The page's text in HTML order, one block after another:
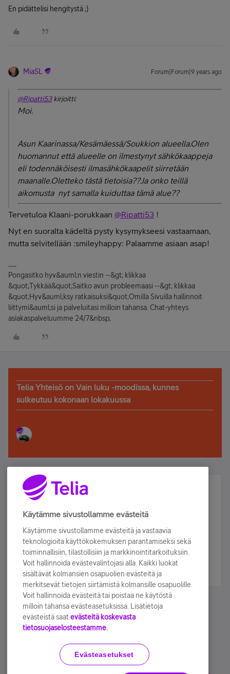
En pidättelisi hengitystä ;)
MiaSL Forum|Forum|9 years ago
@Ripatti53kirjoitti:
Moi.
Asun Kaarinassa/Kesämäessä/Soukkion alueella.Olen
huomannut että alueelle on ilmestynyt sähkökaappeja
eli todennäköisesti ilmasähkökaapelit siirretään
maanalle.Oletteko tästä tietoisia??Ja onko teillä
aikomusta nyt samalla kuiduttaa tämä alue??
Tervetuloa Klaani-porukkaan @Ripatti53 !
Nyt en suoralta kädeltä pysty kysymykseesi vastaamaan,
mutta selvitellään :smileyhappy: Palaamme asiaan asap!
Pongasitko hyv&auml;n viestin --&gt; klikkaa
&quot;Tykkää&quot;Saitko avun probleemaasi --&gt; klikkaa
&quot;Hyv&auml;ksy ratkaisuksi&quot;Omilla Sivuilla hallinnoit
liittymi&auml;si ja palveluitasi milloin tahansa. Chat-yhteys
asiakaspalveluumme 24/7&nbsp;
Telia Yhteisö on Vain luku -moodissa, kunnes
sulkeutuu kokonaan lokakuussa
Älä jää paitsi – osallistu ja voita!
Tilaa Telian uutiskirje ja olet mukana arvonnassa.
sähköpostiisi.
Tilaa nyt
Käyttöehdot Accessibility statement
Käytämme sivustollamme evästeitä
Käytämme sivustollamme evästeitä ja vastaavia
teknologioita käyttökokemuksen parantamiseksi sekä
toiminnallisiin, tilastollisiin ja markkinointitarkoituksiin.
Voit hallinnoida evästevalintojasi alla. Kaikki luokat
sisältävät kolmansien osapuolien evästeitä ja
merkitsevät tietojen siirtämistä kolmansille osapuolille.
Voit hallinnoida evästeitä tai poistaa ne käytöstä
milloin tahansa evästeasetuksissa. Lisätietoja
evästeistä saat evästeitä koskevasta
tietosuojaselosteestamme.
Evästeasetukset